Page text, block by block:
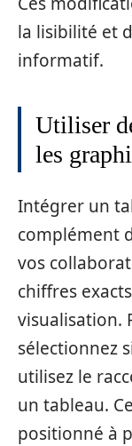
la lisibilité et
informatif.
Utiliser
les
Intégrer un
complément
vos
chiffres
visualisation.
sélectionnez
utilisez le
un tableau.
positionné à